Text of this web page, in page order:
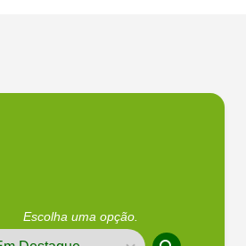
Escolha uma opção.